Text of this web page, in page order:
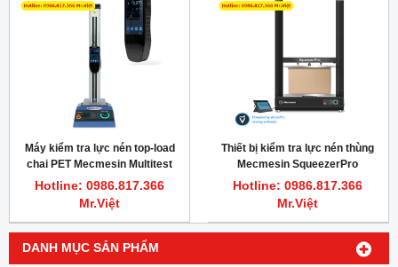
DANH MỤC SẢN PHẨM
Máy kiểm tra lực nén top-load
chai PET Mecmesin Multitest
2.5-dV
Hotline: 0986.817.366
Mr.Việt
Thiết bị kiểm tra lực nén thùng
Mecmesin SqueezerPro
Hotline: 0986.817.366
Mr.Việt